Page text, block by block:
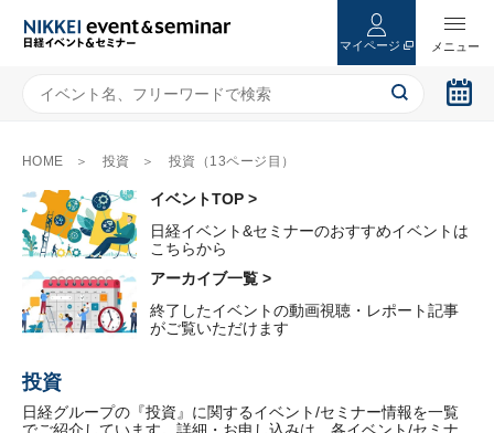
マイページ
HOME 投資 投資（13ページ目）
イベントTOP >
日経イベント&セミナーのおすすめイベントは
こちらから
アーカイブ一覧 >
終了したイベントの動画視聴・レポート記事
がご覧いただけます
投資
日経グループの『投資』に関するイベント/セミナー情報を一覧
でご紹介しています。詳細・お申し込みは、各イベント/セミナ